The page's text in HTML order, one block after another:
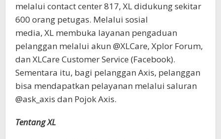
melalui contact center 817, XL didukung sekitar
600 orang petugas. Melalui sosial
media, XL membuka layanan pengaduan
pelanggan melalui akun @XLCare, Xplor Forum,
dan XLCare Customer Service (Facebook).
Sementara itu, bagi pelanggan Axis, pelanggan
bisa mendapatkan pelayanan melalui saluran
@ask_axis dan Pojok Axis.
Tentang XL